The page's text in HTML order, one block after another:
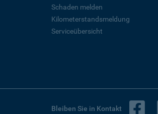
Schaden melden
Kilometerstandsmeldung
Serviceübersicht
Bleiben Sie in Kontakt